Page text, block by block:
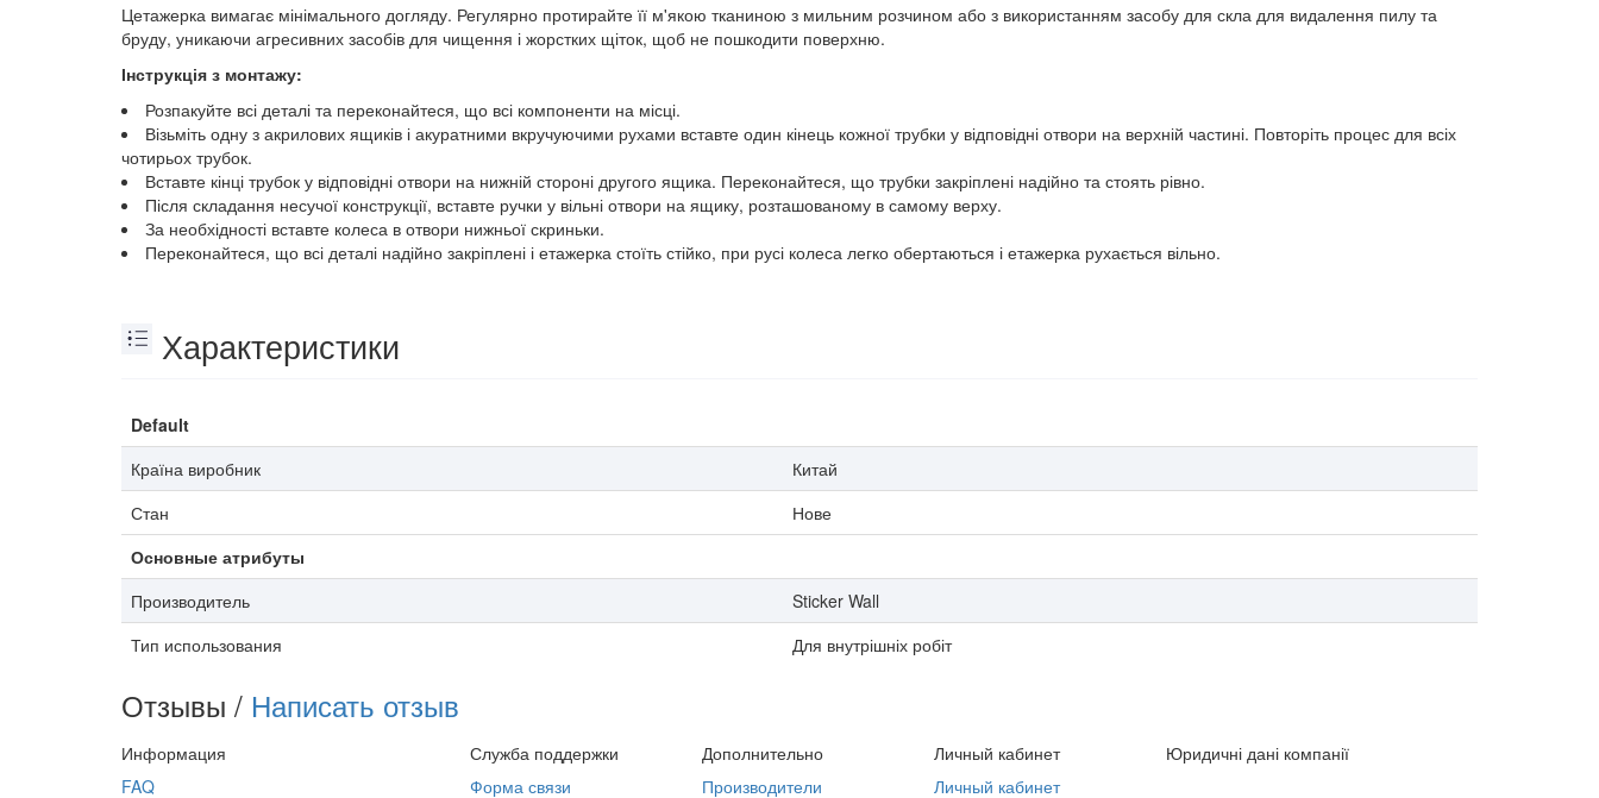
Цетажерка вимагає мінімального догляду. Регулярно протирайте її м'якою тканиною з мильним розчином або з використанням засобу для скла для видалення пилу та
бруду, уникаючи агресивних засобів для чищення і жорстких щіток, щоб не пошкодити поверхню.
Інструкція з монтажу:
Розпакуйте всі деталі та переконайтеся, що всі компоненти на місці.
Візьміть одну з акрилових ящиків і акуратними вкручуючими рухами вставте один кінець кожної трубки у відповідні отвори на верхній частині. Повторіть процес для всіх
чотирьох трубок.
Вставте кінці трубок у відповідні отвори на нижній стороні другого ящика. Переконайтеся, що трубки закріплені надійно та стоять рівно.
Після складання несучої конструкції, вставте ручки у вільні отвори на ящику, розташованому в самому верху.
За необхідності вставте колеса в отвори нижньої скриньки.
Переконайтеся, що всі деталі надійно закріплені і етажерка стоїть стійко, при русі колеса легко обертаються і етажерка рухається вільно.
Характеристики
Default
Країна виробник
Китай
Стан
Нове
Основные атрибуты
Производитель
Sticker Wall
Тип использования
Для внутрішніх робіт
Отзывы / Написать отзыв
Информация
FAQ
Служба поддержки
Форма связи
Дополнительно
Производители
Личный кабинет
Личный кабинет
Юридичні дані компанії